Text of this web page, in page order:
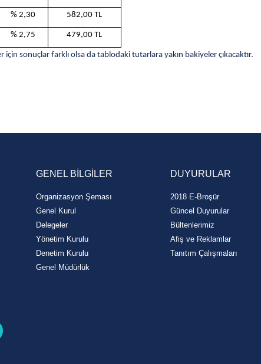
% 2,30 582,00 TL
% 2,75 479,00 TL
için sonuçlar farklı olsa da tablodaki tutarlara yakın bakiyeler çıkacaktır.
GENEL BİLGİLER
Organizasyon Şeması
Genel Kurul
Delegeler
Yönetim Kurulu
Denetim Kurulu
Genel Müdürlük
DUYURULAR
2018 E-Broşür
Güncel Duyurular
Bültenlerimiz
Afiş ve Reklamlar
Tanıtım Çalışmaları